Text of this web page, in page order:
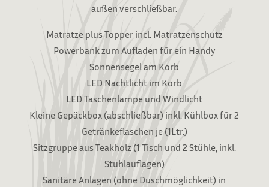
außen verschließbar.
Matratze plus Topper incl. Matratzenschutz
Powerbank zum Aufladen für ein Handy
Sonnensegel am Korb
LED Nachtlicht im Korb
LED Taschenlampe und Windlicht
Kleine Gepäckbox (abschließbar) inkl. Kühlbox für 2
Getränkeflaschen je (1Ltr.)
Sitzgruppe aus Teakholz (1 Tisch und 2 Stühle, inkl.
Stuhlauflagen)
Sanitäre Anlagen (ohne Duschmöglichkeit) in